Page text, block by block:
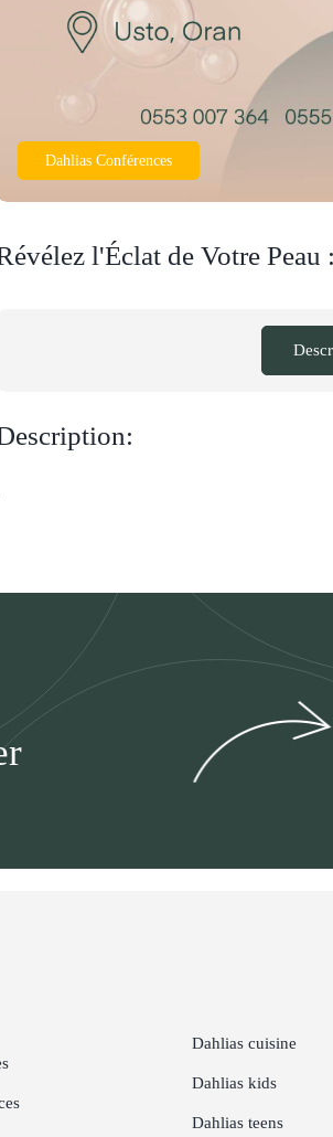
Dahlias Conférences
l'Éclat de Votre
Dahlias cuisine
Dahlias kids
Dahlias teens